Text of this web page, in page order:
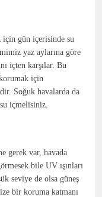
için gün içerisinde su
yaz aylarına göre
içten karşılar. Bu
için
Soğuk havalarda da
içmelisiniz.
gerek var, havada
bile UV ışınları
seviye de olsa güneş
bir koruma katmanı